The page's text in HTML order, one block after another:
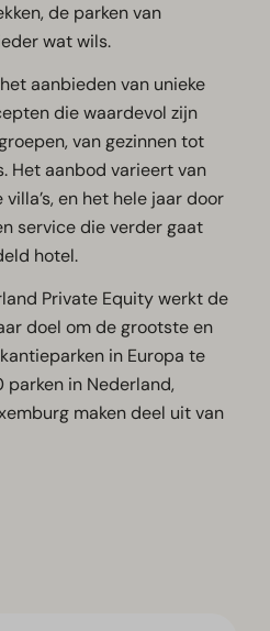
de parken van
wat wils.
aanbieden van unieke
die waardevol zijn
van gezinnen tot
Het aanbod varieert van
en het hele jaar door
service die verder gaat
hotel.
Private Equity werkt de
doel om de grootste en
in Europa te
in Nederland,
maken deel uit van